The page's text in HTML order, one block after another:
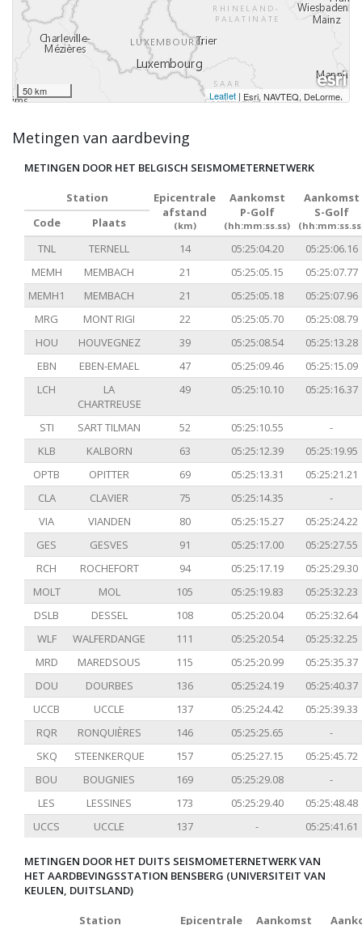
50 km Leaflet | Esri, NAVTEQ, DeLorme,
Metingen van aardbeving
METINGEN DOOR HET BELGISCH SEISMOMETERNETWERK
Station
Epicentrale
afstand
(km)
Aankomst
P-Golf
(hh:mm:ss.ss)
Aankomst
S-Golf
Code
Plaats
TNL
TERNELL 14 05:25:04.20
05:25:06.16
MEMH
MEMBACH 21 05:25:05.15
05:25:07.77
MEMH1
MEMBACH 21 05:25:05.18
05:25:07.96
MRG
MONT RIGI 22 05:25:05.70
05:25:08.79
HOU
HOUVEGNEZ 39 05:25:08.54
05:25:13.28
EBN
EBEN-EMAEL 47 05:25:09.46
05:25:15.09
LCH
LA
CHARTREUSE
49 05:25:10.10 05:25:16.37
STI SART TILMAN 52 05:25:10.55
-
KLB
KALBORN 63 05:25:12.39
05:25:19.95
OPTB
OPITTER 69 05:25:13.31
05:25:21.21
CLA
CLAVIER 75 05:25:14.35
-
VIA
VIANDEN 80 05:25:15.27
05:25:24.22
GES
GESVES 91 05:25:17.00
05:25:27.55
RCH
ROCHEFORT 94 05:25:17.19
05:25:29.30
MOLT
MOL 105 05:25:19.83
05:25:32.23
DSLB
DESSEL 108 05:25:20.04
05:25:32.64
WLF
WALFERDANGE 111 05:25:20.54
05:25:32.25
MRD
MAREDSOUS 115 05:25:20.99
05:25:35.37
DOU
DOURBES 136 05:25:24.19
05:25:40.37
UCCB
UCCLE 137 05:25:24.42
05:25:39.33
RQR
RONQUIÈRES 146 05:25:25.65
-
SKQ
STEENKERQUE 157 05:25:27.15
05:25:45.72
BOU
BOUGNIES 169 05:25:29.08
-
LES
LESSINES 173 05:25:29.40
05:25:48.48
UCCS
UCCLE 137 - 05:25:41.61
METINGEN DOOR HET DUITS SEISMOMETERNETWERK VAN
HET AARDBEVINGSSTATION BENSBERG (UNIVERSITEIT VAN
KEULEN, DUITSLAND)
Station Epicentrale Aankomst